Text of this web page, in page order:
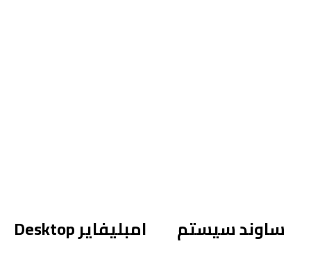
ساوند سيستم امبليفاير Desktop